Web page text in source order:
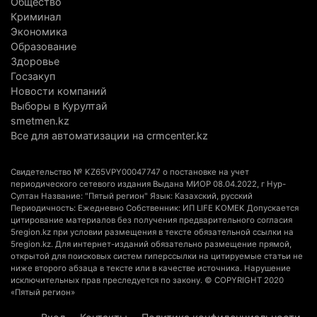
природу Алматинской области
3 августа 2026 г. 16:16
Кыргызстан обогнал Казахстан по темпам роста
сельского хозяйства. Что это значит для
Алматинской области
3 августа 2026 г. 15:43
На выборах в Курултай можно будет
3 августа 2026 г. 13:51
В Конаеве появится завод по переработке
мусора за 11 млрд тенге
3 августа 2026 г. 13:21 154
Миллионы из ОСМС похитили через
стоматологии: в Алматинской области вынесли
приговор
Криминал
Экономика
Образование
Здоровье
Госзакуп
Новости компаний
Выборы в Курултай
smetmen.kz
Все для автоматизации на crmcenter.kz
Свидетельство № KZ65VPY00047747 о постановке на учет
периодического сетевого издания Выдана МИОР 08.04.2022, г Нур-
Султан Название: "Пятый регион" Язык: Казахский, русский
Периодичность: Ежедневно Собственник: ИП LIFE KOMEK Допускается
цитирование материалов без получения предварительного согласия
5region.kz при условии размещения в тексте обязательной ссылки на
5region.kz. Для интернет-изданий обязательно размещение прямой,
открытой для поисковых систем гиперссылки на цитируемые статьи не
ниже второго абзаца в тексте или в качестве источника. Нарушение
исключительных прав преследуется по закону. © COPYRIGHT 2020
«Пятый регион»